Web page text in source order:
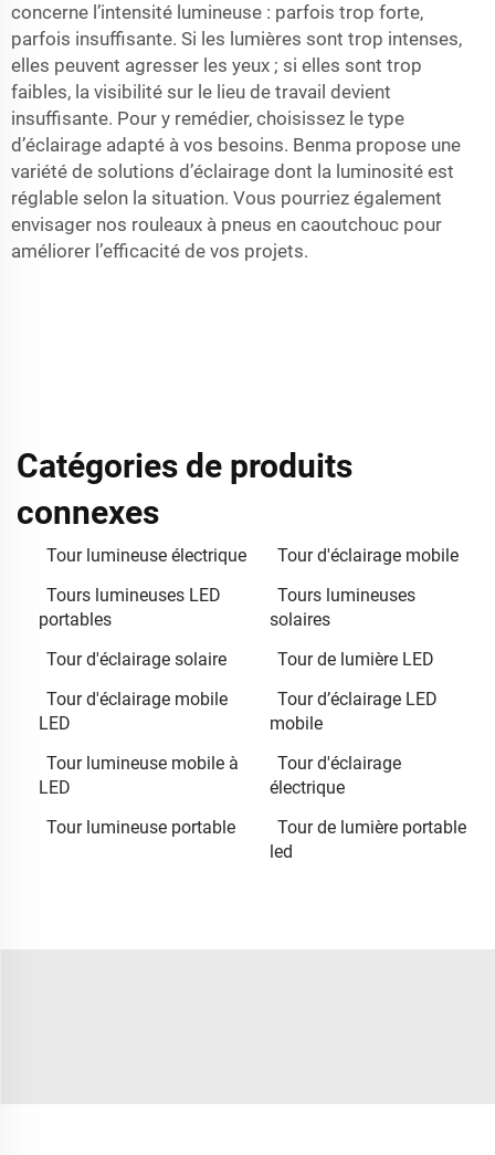
concerne l’intensité lumineuse : parfois trop forte,
parfois insuffisante. Si les lumières sont trop intenses,
elles peuvent agresser les yeux ; si elles sont trop
faibles, la visibilité sur le lieu de travail devient
insuffisante. Pour y remédier, choisissez le type
d’éclairage adapté à vos besoins. Benma propose une
variété de solutions d’éclairage dont la luminosité est
réglable selon la situation. Vous pourriez également
envisager nos rouleaux à pneus en caoutchouc pour
améliorer l’efficacité de vos projets.
Catégories de produits
connexes
Tour lumineuse électrique
Tour d'éclairage mobile
Tours lumineuses LED
portables
Tours lumineuses
solaires
Tour d'éclairage solaire
Tour de lumière LED
Tour d'éclairage mobile
LED
Tour d’éclairage LED
mobile
Tour lumineuse mobile à
LED
Tour d'éclairage
électrique
Tour lumineuse portable
Tour de lumière portable
led